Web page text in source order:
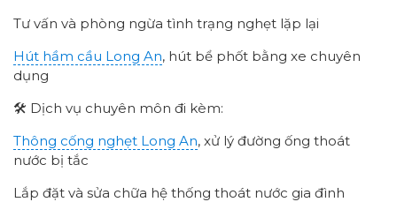
Tư vấn và phòng ngừa tình trạng nghẹt lặp lại
Hút hầm cầu Long An, hút bể phốt bằng xe chuyên
dụng
🛠 Dịch vụ chuyên môn đi kèm:
Thông cống nghẹt Long An, xử lý đường ống thoát
nước bị tắc
Lắp đặt và sửa chữa hệ thống thoát nước gia đình